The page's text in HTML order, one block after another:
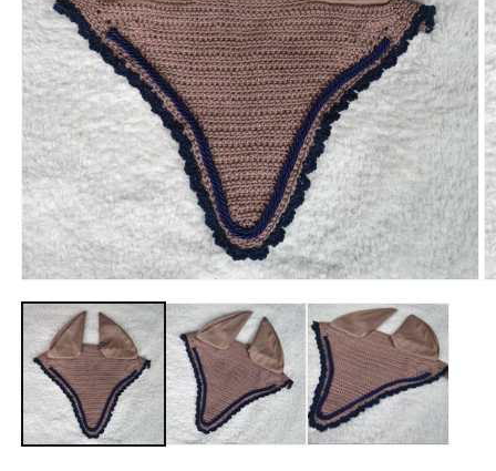
le
média
dans
une
fenêtre
modale